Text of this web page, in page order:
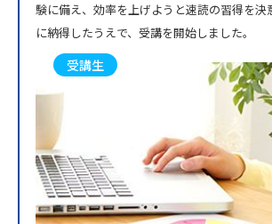
験に備え、効率を上げようと速読の習得を決
に納得したうえで、受講を開始しました。
受講生